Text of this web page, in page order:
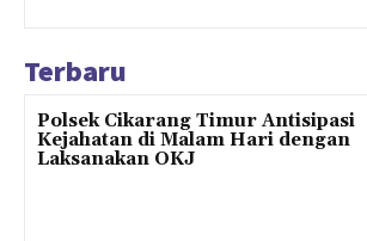
Terbaru
Polsek Cikarang Timur Antisipasi
Kejahatan di Malam Hari dengan
Laksanakan OKJ